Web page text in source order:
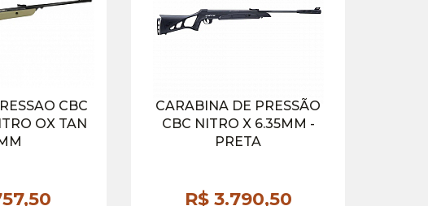
CBC
OX TAN
50
CARABINA DE PRESSÃO
CBC NITRO X 6.35MM -
PRETA
R$ 3.790,50